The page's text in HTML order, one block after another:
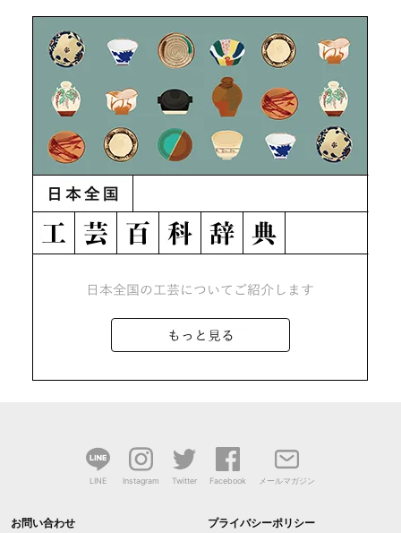
LINE Instagram Twitter Facebook メールマガジン
お問い合わせ プライバシーポリシー